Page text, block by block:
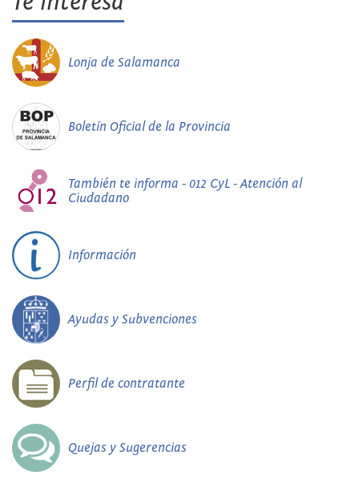
Lonja de Salamanca
Boletín Oficial de la Provincia
También te informa - 012 CyL - Atención al
Ciudadano
Información
Ayudas y Subvenciones
Perfil de contratante
Quejas y Sugerencias